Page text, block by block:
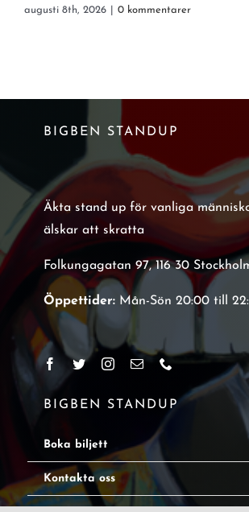
augusti 8th, 2026 0 kommentarer
BIGBEN STANDUP
Äkta stand up för vanliga
älskar att skratta
Folkungagatan 97, 116 30
Öppettider:Mån-Sön 20:00 till
BIGBEN STANDUP
Boka biljett
Kontakta oss